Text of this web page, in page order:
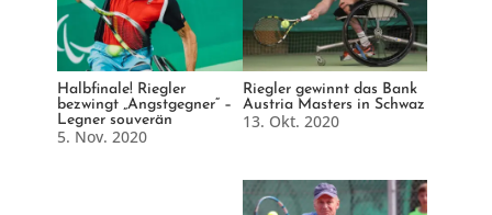
Halbfinale! Riegler
bezwingt „Angstgegner“ –
Legner souverän
5. Nov. 2020
Riegler gewinnt das Bank
Austria Masters in Schwaz
13. Okt. 2020